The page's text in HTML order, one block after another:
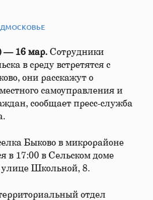
16 мар. Сотрудники
в среду встретятся с
они расскажут о
самоуправления и
сообщает пресс-служба
Быково в микрорайоне
в 17:00 в Сельском доме
улице Школьной, 8.
отдел